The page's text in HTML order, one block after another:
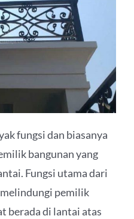
fungsi dan biasanya
bangunan yang
Fungsi utama dari
pemilik
berada di lantai atas